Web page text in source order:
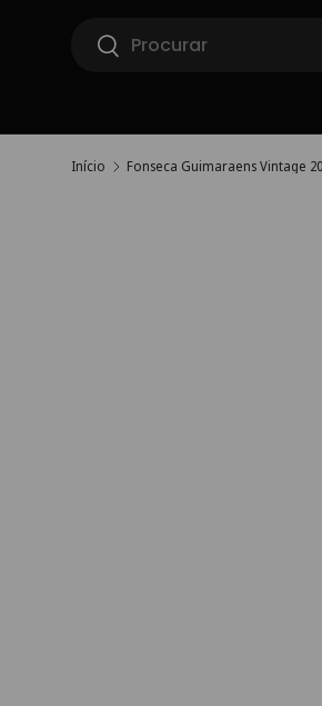
Ir para o conteúdo
Pesquisar
Pesquisar
Início Fonseca Guimaraens Vintage